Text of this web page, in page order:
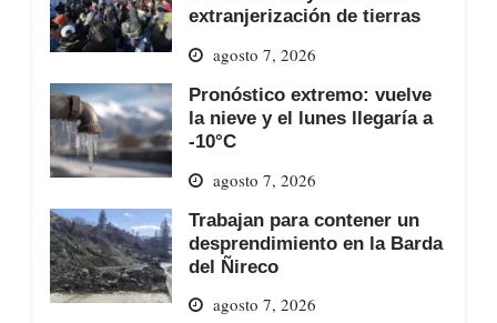
extranjerización de tierras
agosto 7, 2026
Pronóstico extremo: vuelve
la nieve y el lunes llegaría a
-10°C
agosto 7, 2026
Trabajan para contener un
desprendimiento en la Barda
del Ñireco
agosto 7, 2026